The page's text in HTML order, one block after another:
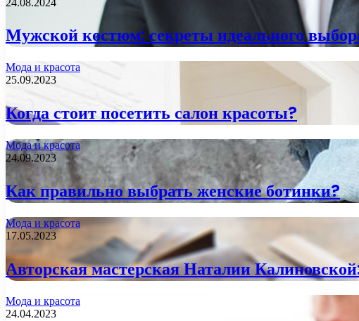
Мужской костюм: секреты идеального
Мода и красота
25.09.2023
Когда стоит посетить салон красоты?
Мода и красота
24.09.2023
Как правильно выбрать женские ботинки?
Мода и красота
17.05.2023
Авторская мастерская Наталии
Мода и красота
24.04.2023